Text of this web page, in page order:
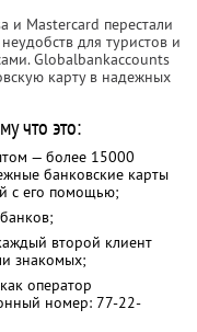
и Mastercard перестали
для туристов и
Globalbankaссounts
карту в надежных
что это:
— более 15000
банковские карты
с его помощью;
второй клиент
знакомых;
оператор
номер: 77-22-